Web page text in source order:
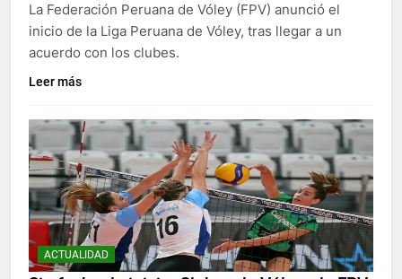
La Federación Peruana de Vóley (FPV) anunció el
inicio de la Liga Peruana de Vóley, tras llegar a un
acuerdo con los clubes.
Leer más
ACTUALIDAD